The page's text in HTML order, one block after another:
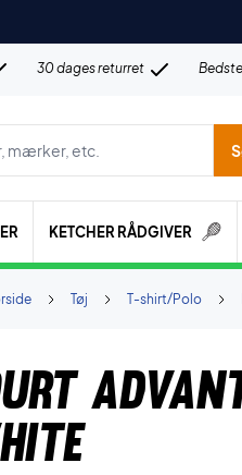
30 dages returret
mærker etc.
KETCHER RÅDGIVER
T-shirt/Polo
Tøj